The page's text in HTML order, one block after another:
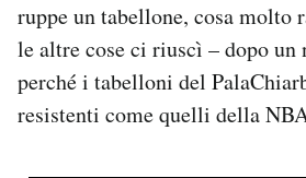
ruppe un tabellone, cosa molto
le altre cose ci riuscì – dopo un
perché i tabelloni del
resistenti come quelli della